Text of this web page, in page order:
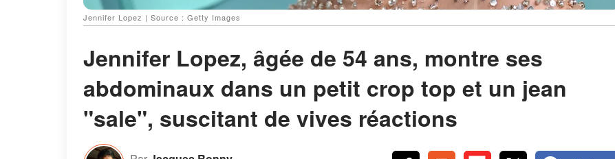
Jennifer Lopez | Source : Getty Images
Jennifer Lopez, âgée de 54 ans, montre ses
abdominaux dans un petit crop top et un jean
"sale", suscitant de vives réactions